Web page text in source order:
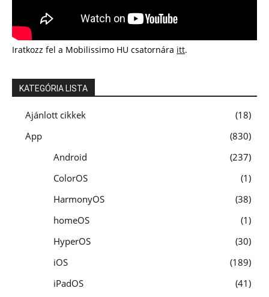
Iratkozz fel a Mobilissimo HU csatornára itt.
KATEGÓRIA LISTA
Ajánlott cikkek
18
App
830
Android
237
ColorOS
1
HarmonyOS
38
homeOS
1
HyperOS
30
iOS
189
iPadOS
41